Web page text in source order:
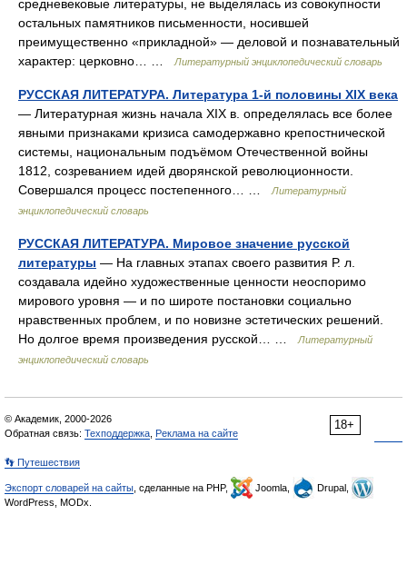
средневековые литературы, не выделялась из совокупности
остальных памятников письменности, носившей
преимущественно «прикладной» — деловой и познавательный
характер: церковно… …
Литературный энциклопедический словарь
РУССКАЯ ЛИТЕРАТУРА. Литература 1‑й половины XIX века
— Литературная жизнь начала XIX в. определялась все более
явными признаками кризиса самодержавно крепостнической
системы, национальным подъёмом Отечественной войны
1812, созреванием идей дворянской революционности.
Совершался процесс постепенного… …
Литературный
энциклопедический словарь
РУССКАЯ ЛИТЕРАТУРА. Мировое значение русской
литературы — На главных этапах своего развития Р. л.
создавала идейно художественные ценности неоспоримо
мирового уровня — и по широте постановки социально
нравственных проблем, и по новизне эстетических решений.
Но долгое время произведения русской… …
Литературный
энциклопедический словарь
18+
© Академик, 2000-2026
Обратная связь: Техподдержка Реклама на сайте
👣 Путешествия
Экспорт словарей на сайты , сделанные на PHP, Joomla,
Drupal,
WordPress, MODx.